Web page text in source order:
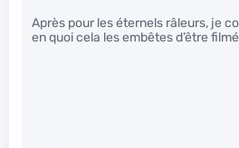
Après pour les éternels râleurs, je
en quoi cela les embêtes d’être